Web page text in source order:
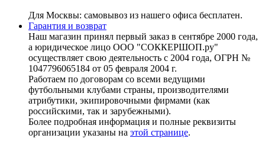
Для Москвы: самовывоз из нашего офиса бесплатен.
Гарантия и возврат
Наш магазин принял первый заказ в сентябре 2000 года,
а юридическое лицо ООО "СОККЕРШОП.ру"
осуществляет свою деятельность с 2004 года, ОГРН №
1047796065184 от 05 февраля 2004 г.
Работаем по договорам со всеми ведущими
футбольными клубами страны, производителями
атрибутики, экипировочными фирмами (как
российскими, так и зарубежными).
Более подробная информация и полные реквизиты
организации указаны на этой странице.